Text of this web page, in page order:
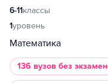
6-11классы
1уровень
Математика
136 вузов без